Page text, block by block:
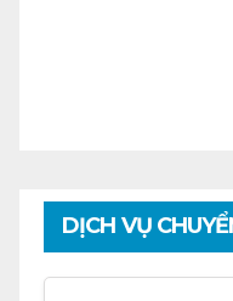
DỊCH VỤ